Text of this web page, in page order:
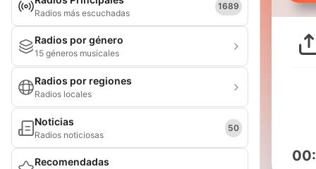
Radios más escuchadas
1689
Radios por género
15 géneros musicales
Radios por regiones
Radios locales
Noticias
Radios noticiosas
50
Recomendadas